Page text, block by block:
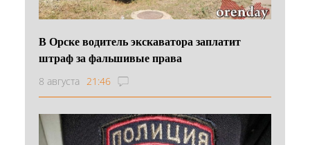
В Орске водитель экскаватора заплатит
штраф за фальшивые права
8 августа 21:46